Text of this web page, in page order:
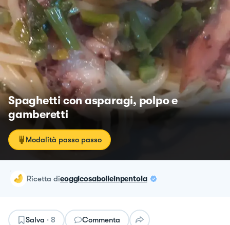
Spaghetti con asparagi, polpo e
gamberetti
Modalità passo passo
ricetta dieoggicosabolleinpentola
Salva · 8 Commenta